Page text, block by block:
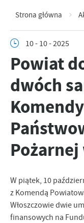
Strona główna
10 - 10 - 2025
Powiat
dwóch
Pożarnej
W piątek, 10
z Komendą
Włoszczowie dwie
finansowych na